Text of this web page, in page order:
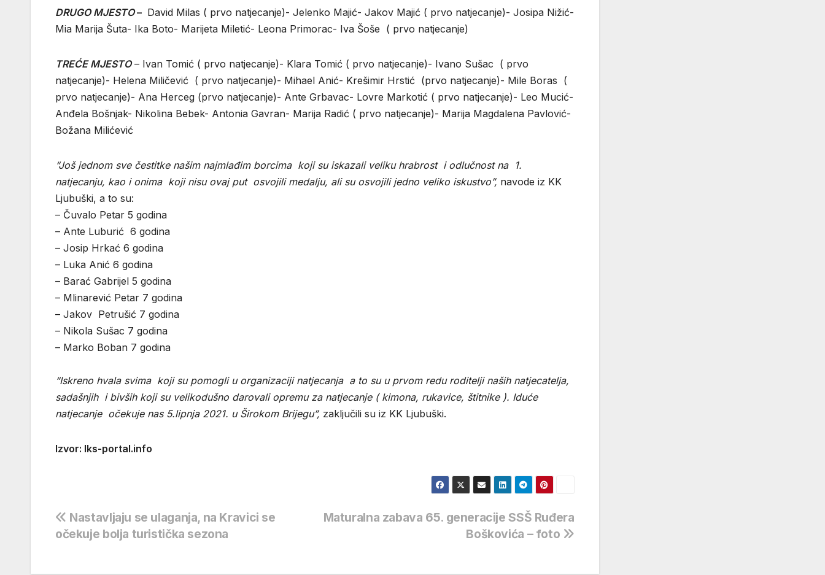
DRUGO MJESTO– David Milas ( prvo natjecanje)- Jelenko Majić- Jakov Majić ( prvo natjecanje)- Josipa Nižić-
Mia Marija Šuta- Ika Boto- Marijeta Miletić- Leona Primorac- Iva Šoše ( prvo natjecanje)
TREĆE MJESTO– Ivan Tomić ( prvo natjecanje)- Klara Tomić ( prvo natjecanje)- Ivano Sušac ( prvo
natjecanje)- Helena Miličević ( prvo natjecanje)- Mihael Anić- Krešimir Hrstić (prvo natjecanje)- Mile Boras (
prvo natjecanje)- Ana Herceg (prvo natjecanje)- Ante Grbavac- Lovre Markotić ( prvo natjecanje)- Leo Mucić-
Anđela Bošnjak- Nikolina Bebek- Antonia Gavran- Marija Radić ( prvo natjecanje)- Marija Magdalena Pavlović-
Božana Milićević
“Još jednom sve čestitke našim najmlađim borcima koji su iskazali veliku hrabrost i odlučnost na 1.
natjecanju, kao i onima koji nisu ovaj put osvojili medalju, ali su osvojili jedno veliko iskustvo”, navode iz KK
Ljubuški, a to su:
– Čuvalo Petar 5 godina
– Ante Luburić 6 godina
– Josip Hrkać 6 godina
– Luka Anić 6 godina
– Barać Gabrijel 5 godina
– Mlinarević Petar 7 godina
– Jakov Petrušić 7 godina
– Nikola Sušac 7 godina
– Marko Boban 7 godina
“Iskreno hvala svima koji su pomogli u organizaciji natjecanja a to su u prvom redu roditelji naših natjecatelja,
sadašnjih i bivših koji su velikodušno darovali opremu za natjecanje ( kimona, rukavice, štitnike ). Iduće
natjecanje očekuje nas 5.lipnja 2021. u Širokom Brijegu”, zaključili su iz KK Ljubuški.
Izvor: Iks-portal.info
Navigacija
objava
Maturalna zabava 65. generacije SSŠ Ruđera
Boškovića – foto
Nastavljaju se ulaganja, na Kravici se
očekuje bolja turistička sezona